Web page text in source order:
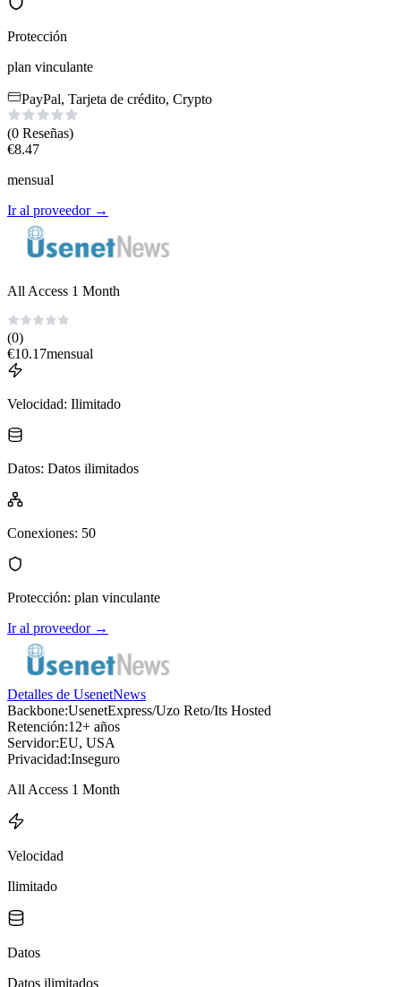
Protección
plan vinculante
PayPal, Tarjeta de crédito, Crypto
(0 Reseñas)
€8.47
mensual
Ir al proveedor→
All Access 1 Month
(0)
€10.17mensual
Velocidad: Ilimitado
Datos: Datos ilimitados
Conexiones: 50
Protección: plan vinculante
Ir al proveedor→
Detalles de UsenetNews
Backbone:UsenetExpress/Uzo Reto/Its Hosted
Retención:12+ años
Servidor:EU, USA
Privacidad:Inseguro
All Access 1 Month
Velocidad
Ilimitado
Datos
Datos ilimitados